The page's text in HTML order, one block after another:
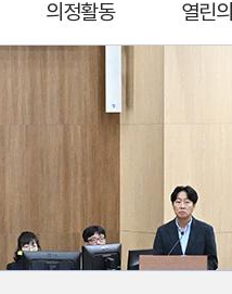
의정활동 열린